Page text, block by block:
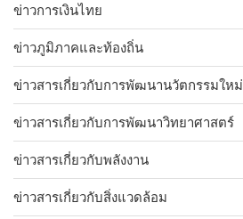
ข่าวการเงินไทย
ข่าวภูมิภาคและท้องถิ่น
ข่าวสารเกี่ยวกับการพัฒนานวัตกรรมใหม่
ข่าวสารเกี่ยวกับการพัฒนาวิทยาศาสตร์
ข่าวสารเกี่ยวกับพลังงาน
ข่าวสารเกี่ยวกับสิ่งแวดล้อม